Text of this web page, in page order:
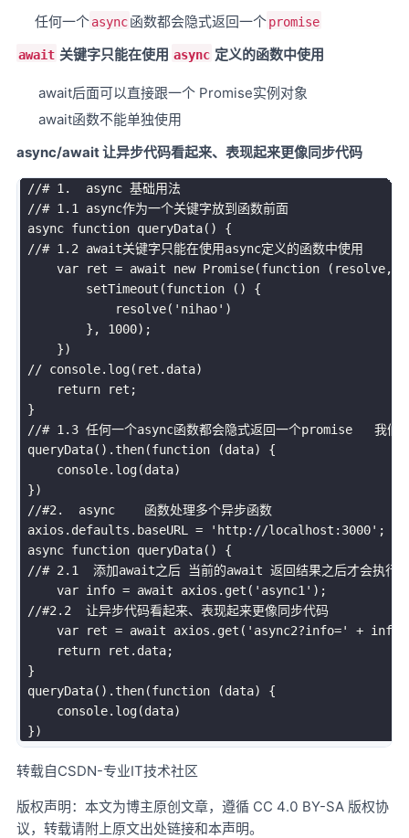
任何一个async函数都会隐式返回一个promise
await 关键字只能在使用 async 定义的函数中使用
​ await后面可以直接跟一个 Promise实例对象
​ await函数不能单独使用
async/await 让异步代码看起来、表现起来更像同步代码
//# 1.  async 基础用法
//# 1.1 async作为一个关键字放到函数前面
async function queryData( )
{
//# 1.2 await关键字只能在使用async定义的函数中使用
var ret = await new Promise(function ( resolve,
setTimeout (function ( )
{
resolve( 'nihao' )
} , 1000) ;
})
// console.log(ret.data)
return ret ;
}
//# 1.3 任何一个async函数都会隐式返回一个promise   我们
queryData( ) . then(function (data)
{
     console
. log(data)
})
//#2.  async    函数处理多个异步函数
axios . defaults . baseURL = 'http://localhost:3000' ;
async function queryData( )
{
//# 2.1  添加await之后 当前的await 返回结果之后才会执
var info = await axios . get ( 'async1' ) ;
//#2.2  让异步代码看起来、表现起来更像同步代码
var ret = await axios . get ( 'async2?info=' + info
return ret . data;
}
queryData( ) . then(function (data)
{
     console
. log(data)
})
转载自CSDN-专业IT技术社区
版权声明：本文为博主原创文章，遵循 CC 4.0 BY-SA 版权协
议，转载请附上原文出处链接和本声明。